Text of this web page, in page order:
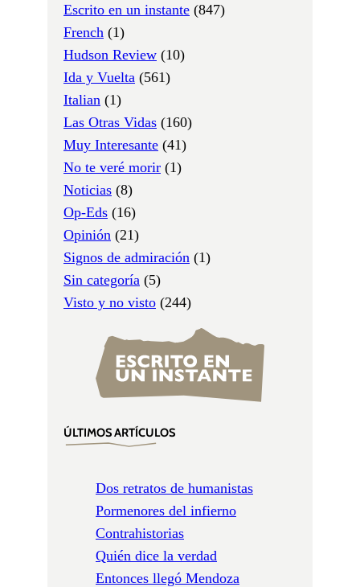
Escrito en un instante (847)
French (1)
Hudson Review (10)
Ida y Vuelta (561)
Italian (1)
Las Otras Vidas (160)
Muy Interesante (41)
No te veré morir (1)
Noticias (8)
Op-Eds (16)
Opinión (21)
Signos de admiración (1)
Sin categoría (5)
Visto y no visto (244)
ÚLTIMOS ARTÍCULOS
Dos retratos de humanistas
Pormenores del infierno
Contrahistorias
Quién dice la verdad
Entonces llegó Mendoza